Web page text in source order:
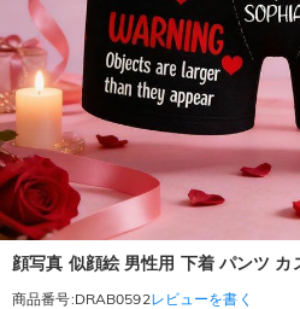
顔写真 似顔絵 男性用 下着 パンツ カ
商品番号:DRAB0592レビューを書く